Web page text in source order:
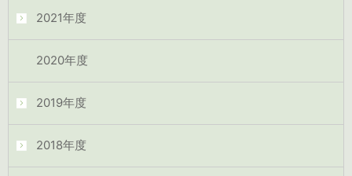
2021年度
2020年度
2019年度
2018年度